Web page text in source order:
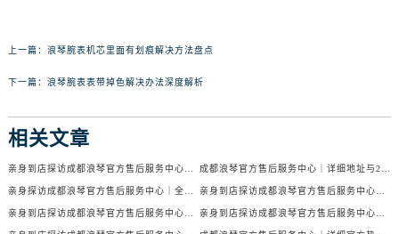
上一篇： 浪琴腕表机芯里面有划痕解决方法盘点
下一篇： 浪琴腕表表带掉色解决办法深度解析
相关文章